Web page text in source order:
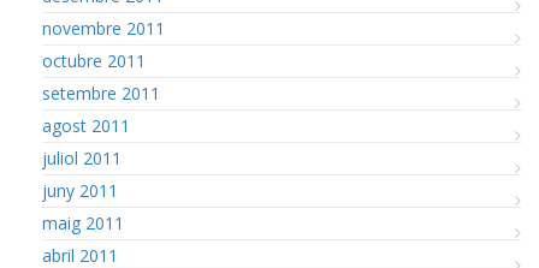
novembre 2011
octubre 2011
setembre 2011
agost 2011
juliol 2011
juny 2011
maig 2011
abril 2011